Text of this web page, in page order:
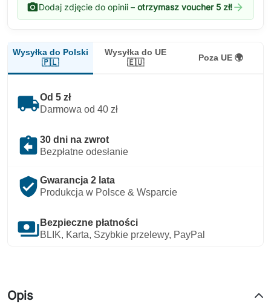
photo_cameraDodaj zdjęcie do opinii – otrzymasz voucher 5 zł!arrow_forward
Wysyłka do Polski
🇵🇱
Wysyłka do UE
🇪🇺
Poza UE 🌍
local_shippingOd 5 zł
Darmowa od 40 zł
assignment_return 30 dni na zwrot
Bezpłatne odesłanie
verified_user Gwarancja 2 lata
Produkcja w Polsce & Wsparcie
payments Bezpieczne płatności
BLIK, Karta, Szybkie przelewy, PayPal
Opis